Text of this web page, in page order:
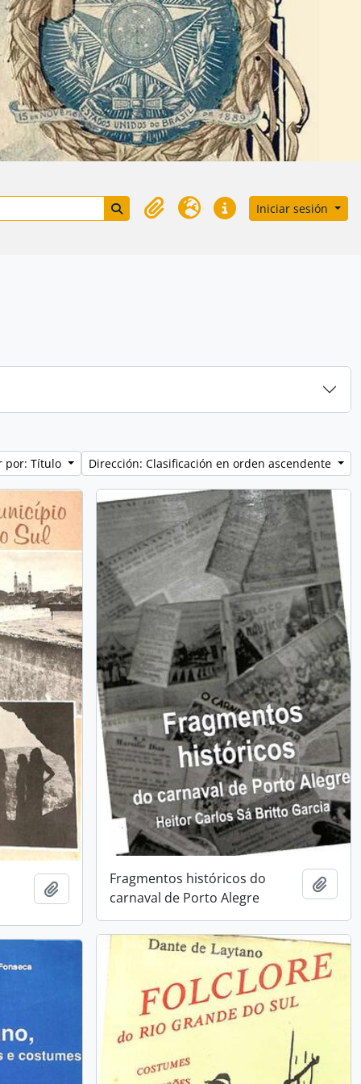
Próximo
Search in browse page
Portapapeles
Idioma Enlaces rápidos
Iniciar sesión
por: Título
Dirección: Clasificación en orden ascendente
Añadir al portapapeles
Fragmentos históricos do
carnaval de Porto Alegre